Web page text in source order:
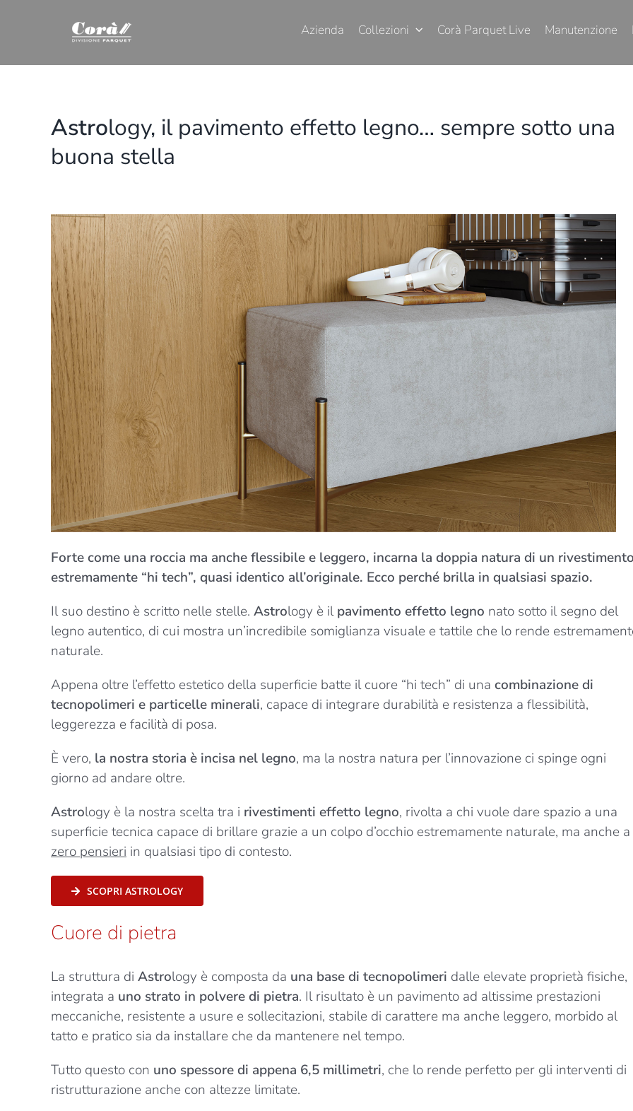
Azienda Collezioni Corà Parquet Live Manutenzione
Astrology, il pavimento effetto legno… sempre sotto una
buona stella
Forte come una roccia ma anche flessibile e leggero, incarna la doppia natura di un
estremamente “hi tech”, quasi identico all’originale. Ecco perché brilla in qualsiasi spazio.
Il suo destino è scritto nelle stelle. Astrology è ilpavimento effetto legno nato sotto il segno del
legno autentico, di cui mostra un’incredibile somiglianza visuale e tattile che lo rende
naturale.
Appena oltre l’effetto estetico della superficie batte il cuore “hi tech” di una combinazione di
tecnopolimeri e particelle minerali, capace di integrare durabilità e resistenza a flessibilità,
leggerezza e facilità di posa.
È vero, la nostra storia è incisa nel legno, ma la nostra natura per l’innovazione ci spinge ogni
giorno ad andare oltre.
Astrology è la nostra scelta tra i rivestimenti effetto legno, rivolta a chi vuole dare spazio a una
superficie tecnica capace di brillare grazie a un colpo d’occhio estremamente naturale, ma anche a
zero pensieri in qualsiasi tipo di contesto.
SCOPRI ASTROLOGY
Cuore di pietra
La struttura di Astrology è composta da una base di tecnopolimeri dalle elevate proprietà fisiche,
integrata a uno strato in polvere di pietra. Il risultato è un pavimento ad altissime prestazioni
meccaniche, resistente a usure e sollecitazioni, stabile di carattere ma anche leggero, morbido al
tatto e pratico sia da installare che da mantenere nel tempo.
Tutto questo con uno spessore di appena 6,5 millimetri, che lo rende perfetto per gli interventi di
ristrutturazione anche con altezze limitate.